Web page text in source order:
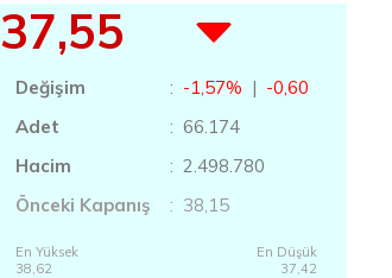
37,55
Değişim : -1,57% | -0,60
Adet
: 66.174
Hacim
: 2.498.780
Önceki Kapanış
: 38,15
En Yüksek
38,62
En Düşük
37,42